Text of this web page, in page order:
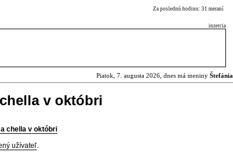
Za poslednú hodinu: 31 meraní
inzercia
Piatok, 7. augusta 2026, dnes má meniny Štefánia
v októbri
chella v októbri
užívateľ.